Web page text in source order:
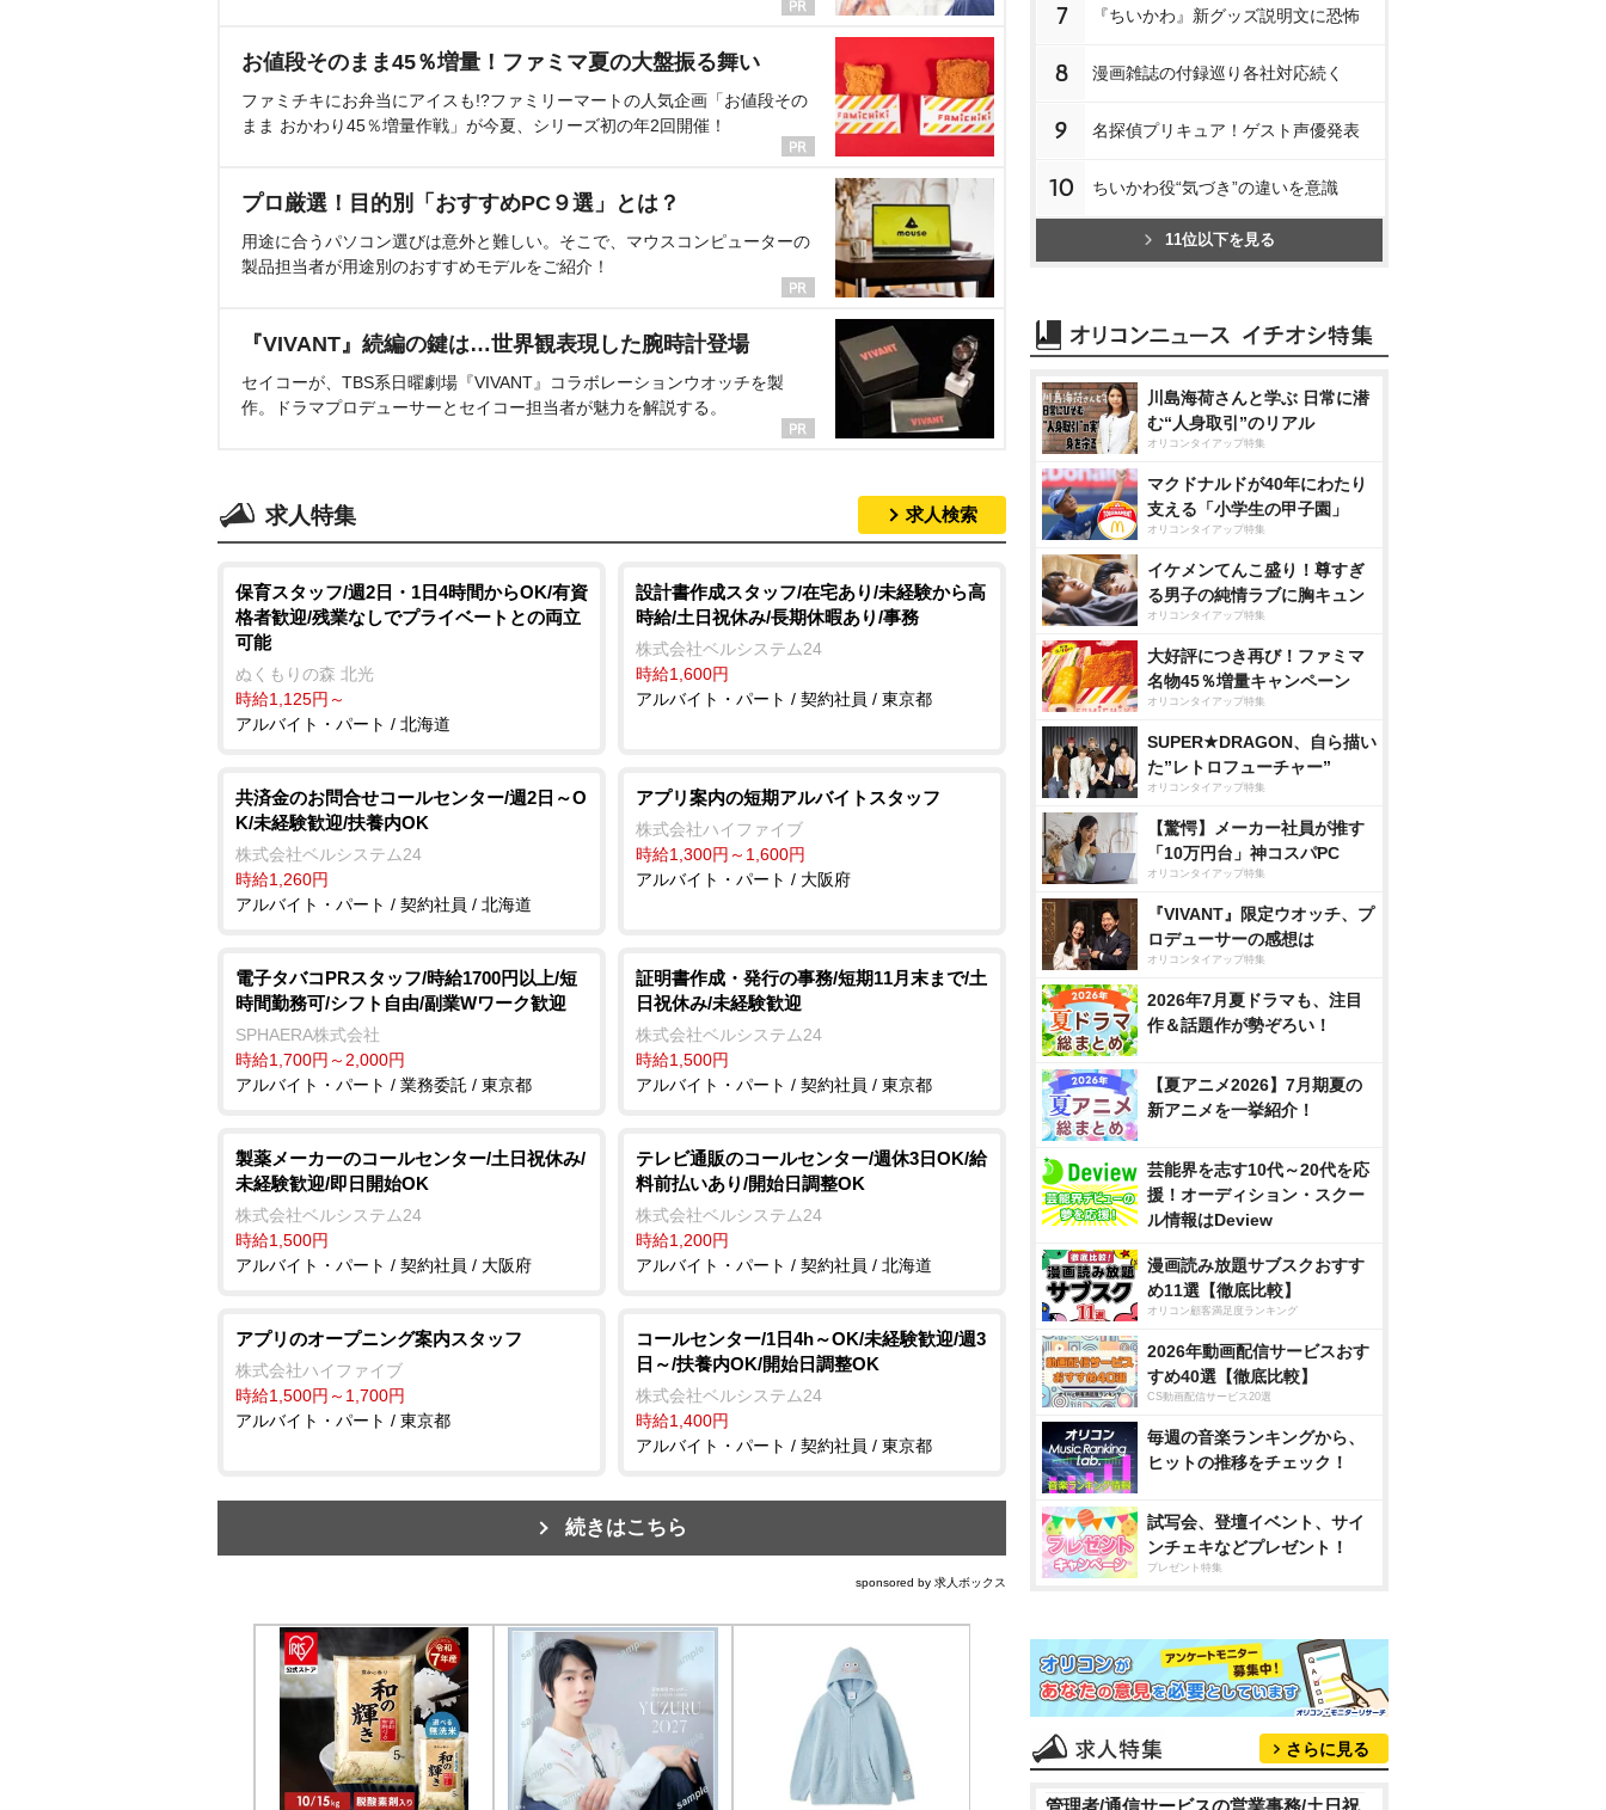
お値段そのまま45％増量！ファミマ夏の大盤振る舞い
ファミチキにお弁当にアイスも!?ファミリーマートの人気企画「お値段その
まま おかわり45％増量作戦」が今夏、シリーズ初の年2回開催！
プロ厳選！目的別「おすすめPC９選」とは？
用途に合うパソコン選びは意外と難しい。そこで、マウスコンピューターの
製品担当者が用途別のおすすめモデルをご紹介！
『VIVANT』続編の鍵は…世界観表現した腕時計登場
セイコーが、TBS系日曜劇場『VIVANT』コラボレーションウオッチを製
作。ドラマプロデューサーとセイコー担当者が魅力を解説する。
求人特集 求人検索
保育スタッフ/週2日・1日4時間からOK/有資
格者歓迎/残業なしでプライベートとの両立
可能
ぬくもりの森 北光
時給1,125円～
アルバイト・パート / 北海道
設計書作成スタッフ/在宅あり/未経験から高
時給/土日祝休み/長期休暇あり/事務
株式会社ベルシステム24
時給1,600円
アルバイト・パート / 契約社員 / 東京都
共済金のお問合せコールセンター/週2日～O
K/未経験歓迎/扶養内OK
株式会社ベルシステム24
時給1,260円
アルバイト・パート / 契約社員 / 北海道
アプリ案内の短期アルバイトスタッフ
株式会社ハイファイブ
時給1,300円～1,600円
アルバイト・パート / 大阪府
電子タバコPRスタッフ/時給1700円以上/短
時間勤務可/シフト自由/副業Wワーク歓迎
SPHAERA株式会社
時給1,700円～2,000円
アルバイト・パート / 業務委託 / 東京都
証明書作成・発行の事務/短期11月末まで/土
日祝休み/未経験歓迎
株式会社ベルシステム24
時給1,500円
アルバイト・パート / 契約社員 / 東京都
製薬メーカーのコールセンター/土日祝休み/
未経験歓迎/即日開始OK
株式会社ベルシステム24
時給1,500円
アルバイト・パート / 契約社員 / 大阪府
テレビ通販のコールセンター/週休3日OK/給
料前払いあり/開始日調整OK
株式会社ベルシステム24
時給1,200円
アルバイト・パート / 契約社員 / 北海道
アプリのオープニング案内スタッフ
株式会社ハイファイブ
時給1,500円～1,700円
アルバイト・パート / 東京都
コールセンター/1日4h～OK/未経験歓迎/週3
日～/扶養内OK/開始日調整OK
株式会社ベルシステム24
時給1,400円
アルバイト・パート / 契約社員 / 東京都
続きはこちら
sponsored by 求人ボックス
7 『ちいかわ』新グッズ説明文に恐怖
8 漫画雑誌の付録巡り各社対応続く
9 名探偵プリキュア！ゲスト声優発表
10 ちいかわ役“気づき”の違いを意識
11位以下を見る
川島海荷さんと学ぶ 日常に潜
む“人身取引”のリアル
オリコンタイアップ特集
マクドナルドが40年にわたり
支える「小学生の甲子園」
オリコンタイアップ特集
イケメンてんこ盛り！尊すぎ
る男子の純情ラブに胸キュン
オリコンタイアップ特集
大好評につき再び！ファミマ
名物45％増量キャンペーン
オリコンタイアップ特集
SUPER★DRAGON、自ら描い
た”レトロフューチャー”
オリコンタイアップ特集
【驚愕】メーカー社員が推す
「10万円台」神コスパPC
オリコンタイアップ特集
『VIVANT』限定ウオッチ、プ
ロデューサーの感想は
オリコンタイアップ特集
2026年7月夏ドラマも、注目
作＆話題作が勢ぞろい！
【夏アニメ2026】7月期夏の
新アニメを一挙紹介！
芸能界を志す10代～20代を応
援！オーディション・スクー
ル情報はDeview
漫画読み放題サブスクおすす
め11選【徹底比較】
オリコン顧客満足度ランキング
2026年動画配信サービスおす
すめ40選【徹底比較】
CS動画配信サービス20選
毎週の音楽ランキングから、
ヒットの推移をチェック！
試写会、登壇イベント、サイ
ンチェキなどプレゼント！
プレゼント特集
さらに見る
管理者/通信サービスの営業事務/土日祝